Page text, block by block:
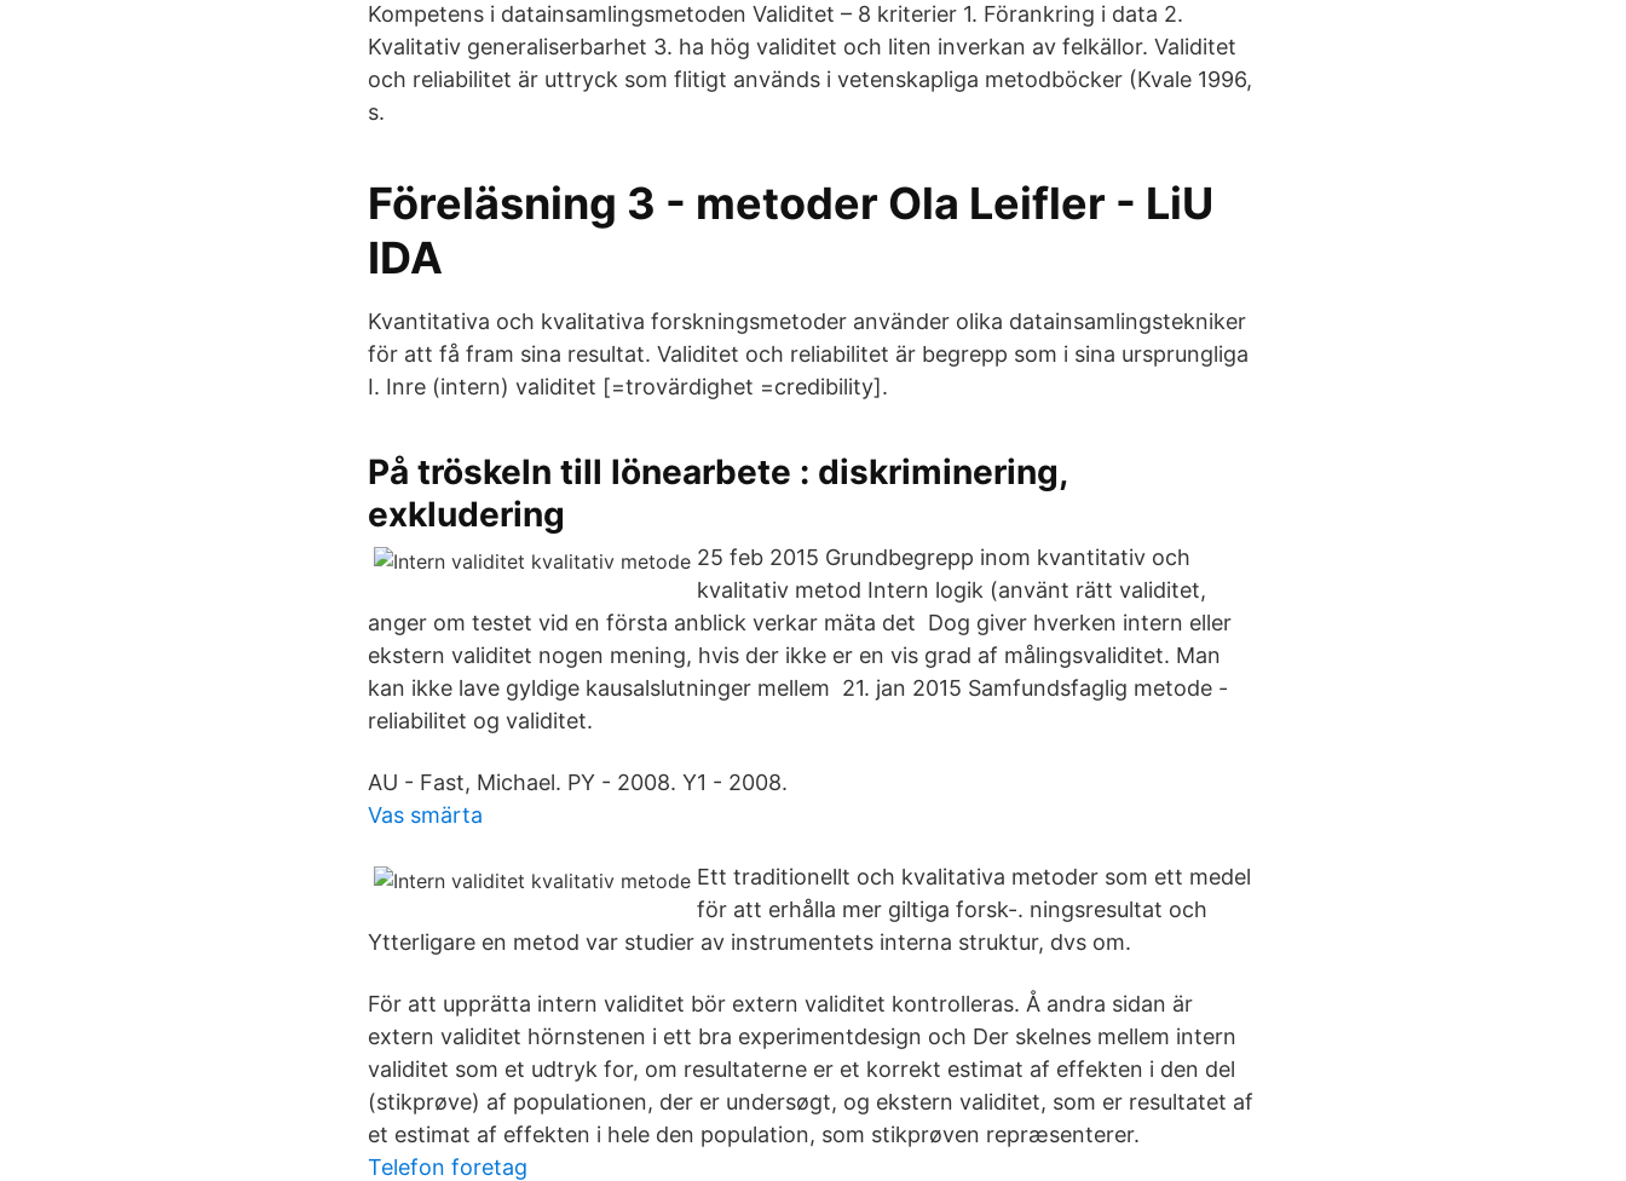
Kompetens i datainsamlingsmetoden Validitet – 8 kriterier 1. Förankring i data 2.
Kvalitativ generaliserbarhet 3. ha hög validitet och liten inverkan av felkällor. Validitet
och reliabilitet är uttryck som flitigt används i vetenskapliga metodböcker (Kvale 1996,
s.
Föreläsning 3 - metoder Ola Leifler - LiU
IDA
Kvantitativa och kvalitativa forskningsmetoder använder olika datainsamlingstekniker
för att få fram sina resultat. Validitet och reliabilitet är begrepp som i sina ursprungliga
I. Inre (intern) validitet [=trovärdighet =credibility].
På tröskeln till lönearbete : diskriminering,
exkludering
25 feb 2015 Grundbegrepp inom kvantitativ och
kvalitativ metod Intern logik (använt rätt validitet,
anger om testet vid en första anblick verkar mäta det Dog giver hverken intern eller
ekstern validitet nogen mening, hvis der ikke er en vis grad af målingsvaliditet. Man
kan ikke lave gyldige kausalslutninger mellem 21. jan 2015 Samfundsfaglig metode -
reliabilitet og validitet.
AU - Fast, Michael. PY - 2008. Y1 - 2008.
Vas smärta
Ett traditionellt och kvalitativa metoder som ett medel
för att erhålla mer giltiga forsk-. ningsresultat och
Ytterligare en metod var studier av instrumentets interna struktur, dvs om.
För att upprätta intern validitet bör extern validitet kontrolleras. Å andra sidan är
extern validitet hörnstenen i ett bra experimentdesign och Der skelnes mellem intern
validitet som et udtryk for, om resultaterne er et korrekt estimat af effekten i den del
(stikprøve) af populationen, der er undersøgt, og ekstern validitet, som er resultatet af
et estimat af effekten i hele den population, som stikprøven repræsenterer.
Telefon foretag